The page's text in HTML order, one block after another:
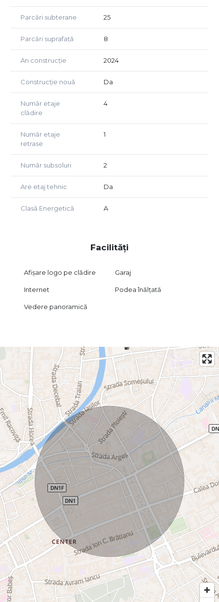
de Piata Mihai Viteazul, imobilul ofera acces rapid la
punctele principale de interes ale orasului. Cele doua
terase de la etajul retras sunt perfecte pentru a va relaxa
si a admira privelistea panoramica.
Profitati acum de aceasta oportunitate unica de a activa
intr-o cladire de top, moderna si versatila, care
eficienta !
Parcări subterane 25
Parcări suprafață 8
An construcție 2024
Construcție nouă Da
Număr etaje
clădire
4
Număr etaje
retrase
1
Număr subsoluri 2
Are etaj tehnic Da
Clasă Energetică A
Facilități
Afișare logo pe clădire Garaj
Internet Podea înălțată
Vedere panoramică